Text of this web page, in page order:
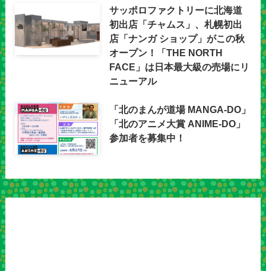
サッポロファクトリーに北海道
初出店「チャムス」、札幌初出
店「ナンガ ショップ」がこの秋
オープン！「THE NORTH
FACE」は日本最大級の売場にリ
ニューアル
「北のまんが道場 MANGA-DO」
「北のアニメ大賞 ANIME-DO」
参加者を募集中！